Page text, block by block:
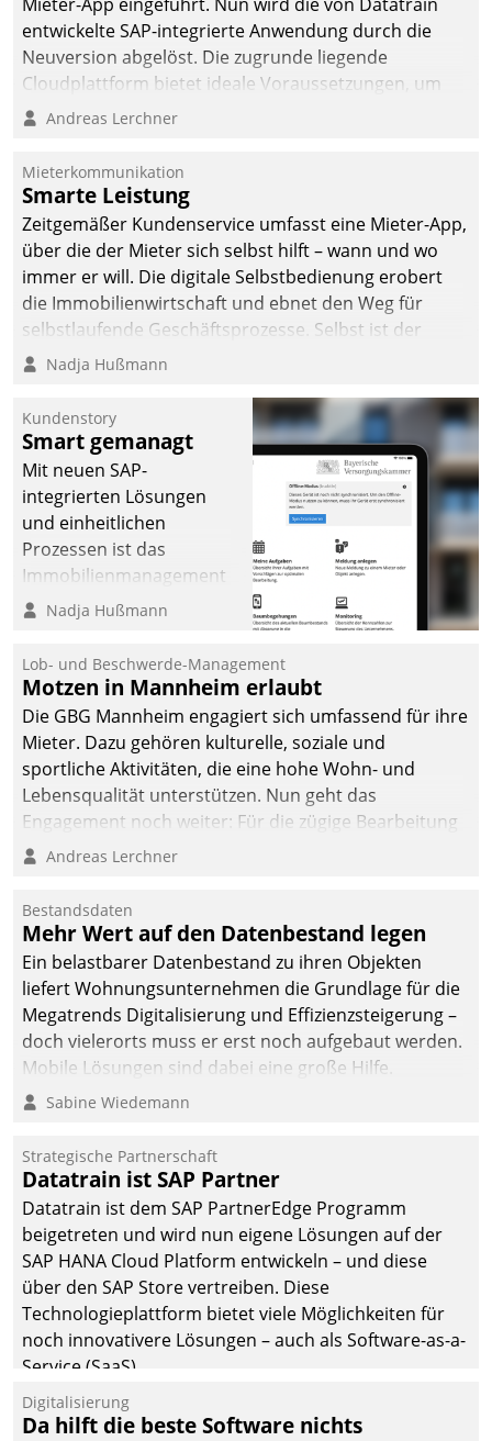
entwickelte SAP-integrierte Anwendung durch die
Neuversion abgelöst. Die zugrunde liegende
Cloudplattform bietet ideale Voraussetzungen, um
die Funktionalität der App zu erweitern und weitere
integrieren.
Andreas Lerchner
Mieterkommunikation
Smarte Leistung
Zeitgemäßer Kundenservice umfasst eine Mieter-App,
über die der Mieter sich selbst hilft – wann und wo
immer er will. Die digitale Selbstbedienung erobert
die Immobilienwirtschaft und ebnet den Weg für
selbstlaufende Geschäftsprozesse. Selbst ist der
Kunde und smart der Serviceanbieter.
Nadja Hußmann
Kundenstory
Smart gemanagt
Mit neuen SAP-
integrierten Lösungen
und einheitlichen
Prozessen ist das
Immobilienmanagement
der Bayerischen
Ressort Kapitalanlage für
künftige Aufgaben und
Herausforderungen
gerüstet.
Nadja Hußmann
Lob- und Beschwerde-Management
Motzen in Mannheim erlaubt
Die GBG Mannheim engagiert sich umfassend für ihre
Mieter. Dazu gehören kulturelle, soziale und
sportliche Aktivitäten, die eine hohe Wohn- und
Lebensqualität unterstützen. Nun geht das
Engagement noch weiter: Für die zügige Bearbeitung
von Beschwerden – oder Lob – richtet das
und Beschwerde-Management einen eigenen Kanal
ein.
Andreas Lerchner
Bestandsdaten
Mehr Wert auf den Datenbestand legen
Ein belastbarer Datenbestand zu ihren Objekten
liefert Wohnungsunternehmen die Grundlage für die
Megatrends Digitalisierung und Effizienzsteigerung –
doch vielerorts muss er erst noch aufgebaut werden.
Mobile Lösungen sind dabei eine große Hilfe.
Sabine Wiedemann
Strategische Partnerschaft
Datatrain ist SAP Partner
Datatrain ist dem SAP PartnerEdge Programm
beigetreten und wird nun eigene Lösungen auf der
SAP HANA Cloud Platform entwickeln – und diese
über den SAP Store vertreiben. Diese
Technologieplattform bietet viele Möglichkeiten für
noch innovativere Lösungen – auch als Software-as-a-
Service (SaaS).
Digitalisierung
Da hilft die beste Software nichts